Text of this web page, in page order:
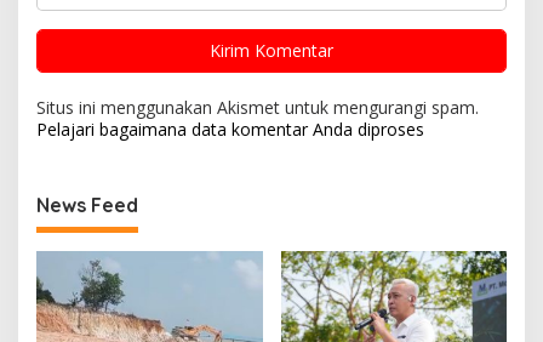
Situs ini menggunakan Akismet untuk mengurangi spam.
Pelajari bagaimana data komentar Anda diproses
News Feed